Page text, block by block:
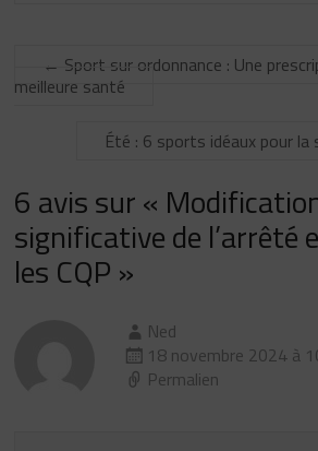
← Sport sur ordonnance : Une
meilleure santé
Été : 6 sports idéaux pour la
6 avis sur «
significative de l’arrêté
les CQP »
Ned
18 novembre 2024 à
Permalien